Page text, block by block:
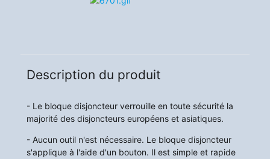
Description du produit
- Le bloque disjoncteur verrouille en toute sécurité la
majorité des disjoncteurs européens et asiatiques.
- Aucun outil n'est nécessaire. Le bloque disjoncteur
s'applique à l'aide d'un bouton. Il est simple et rapide